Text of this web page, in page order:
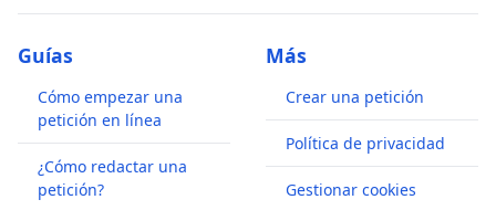
Guías
Cómo empezar una
petición en línea
¿Cómo redactar una
petición?
Más
Crear una petición
Política de privacidad
Gestionar cookies